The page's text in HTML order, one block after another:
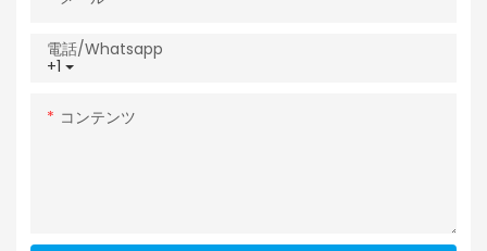
+1
電話/whatsapp
コンテンツ